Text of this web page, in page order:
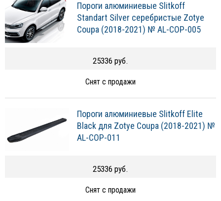
Пороги алюминиевые Slitkoff
Standart Silver серебристые Zotye
Coupa (2018-2021) № AL-COP-005
25336 руб.
Снят с продажи
Пороги алюминиевые Slitkoff Elite
Black для Zotye Coupa (2018-2021) №
AL-COP-011
25336 руб.
Снят с продажи